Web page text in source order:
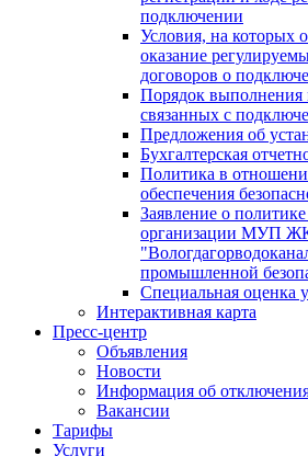
подключении
Условия, на которых
оказание
договоров о
Порядок выполнения
связанных с
Предложения об
Бухгалтерская
Политика в
обеспечения
Заявление о
организации МУП
промышленной
Специальная оценка
Интерактивная карта
Пресс-центр
Объявления
Новости
Информация об
Вакансии
Тарифы
Услуги